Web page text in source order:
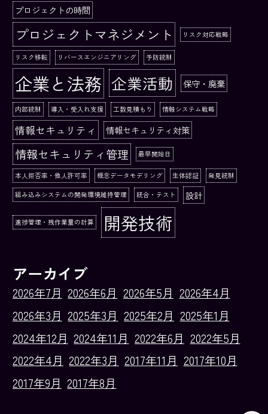
プロジェクトの時間
プロジェクトマネジメント リスク対応戦略
リスク移転 リバースエンジニアリング 予防統制
企業と法務 企業活動 保守・廃棄
内部統制 導入・受入れ支援 工数見積もり 情報システム戦略
情報セキュリティ 情報セキュリティ対策
情報セキュリティ管理 最早開始日
本人拒否率・他人許可率 概念データモデリング 生体認証 発見統制
組み込みシステムの開発環境維持管理 統合・テスト 設計
進捗管理・残作業量の計算 開発技術
アーカイブ
2026年7月 2026年6月 2026年5月 2026年4月
2026年3月 2025年3月 2025年2月 2025年1月
2024年12月 2024年11月 2022年6月 2022年5月
2022年4月 2022年3月 2017年11月 2017年10月
2017年9月 2017年8月